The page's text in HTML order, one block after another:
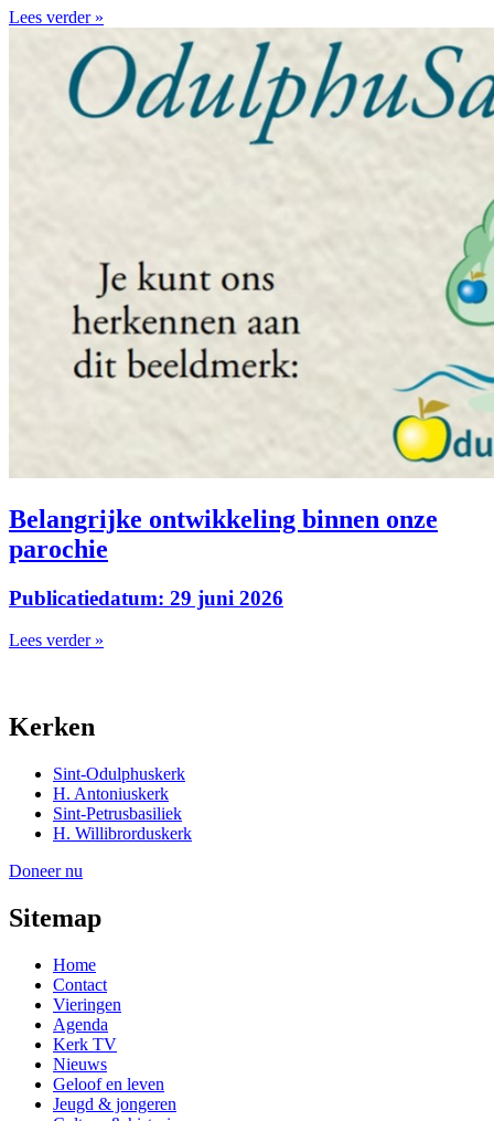
Lees verder »
Belangrijke ontwikkeling binnen onze
parochie
Publicatiedatum: 29 juni 2026
Lees verder »
Kerken
Sint-Odulphuskerk
H. Antoniuskerk
Sint-Petrusbasiliek
H. Willibrorduskerk
Doneer nu
Sitemap
Home
Contact
Vieringen
Agenda
Kerk TV
Nieuws
Geloof en leven
Jeugd & jongeren